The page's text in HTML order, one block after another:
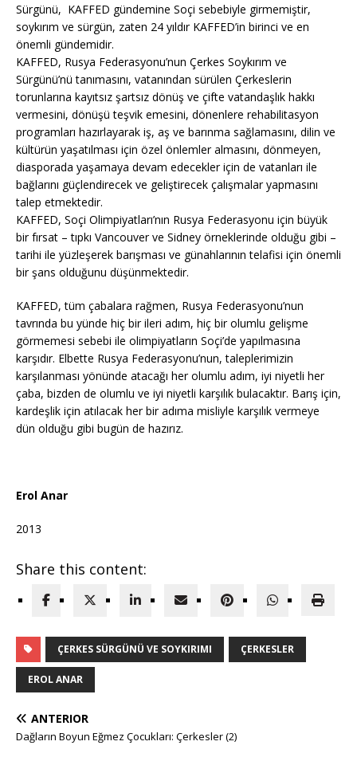
Sürgünü, KAFFED gündemine Soçi sebebiyle girmemiştir,
soykırım ve sürgün, zaten 24 yıldır KAFFED’in birinci ve en
önemli gündemidir.
KAFFED, Rusya Federasyonu’nun Çerkes Soykırım ve
Sürgünü’nü tanımasını, vatanından sürülen Çerkeslerin
torunlarına kayıtsız şartsız dönüş ve çifte vatandaşlık hakkı
vermesini, dönüşü teşvik emesini, dönenlere rehabilitasyon
programları hazırlayarak iş, aş ve barınma sağlamasını, dilin ve
kültürün yaşatılması için özel önlemler almasını, dönmeyen,
diasporada yaşamaya devam edecekler için de vatanları ile
bağlarını güçlendirecek ve geliştirecek çalışmalar yapmasını
talep etmektedir.
KAFFED, Soçi Olimpiyatları’nın Rusya Federasyonu için büyük
bir fırsat – tıpkı Vancouver ve Sidney örneklerinde olduğu gibi –
tarihi ile yüzleşerek barışması ve günahlarının telafisi için önemli
bir şans olduğunu düşünmektedir.
KAFFED, tüm çabalara rağmen, Rusya Federasyonu’nun
tavrında bu yünde hiç bir ileri adım, hiç bir olumlu gelişme
görmemesi sebebi ile olimpiyatların Soçi’de yapılmasına
karşıdır. Elbette Rusya Federasyonu’nun, taleplerimizin
karşılanması yönünde atacağı her olumlu adım, iyi niyetli her
çaba, bizden de olumlu ve iyi niyetli karşılık bulacaktır. Barış için,
kardeşlik için atılacak her bir adıma misliyle karşılık vermeye
dün olduğu gibi bugün de hazırız.
Erol Anar
2013
Share this content:
ÇERKES SÜRGÜNÜ VE SOYKIRIMI ÇERKESLER
EROL ANAR
ANTERIOR
Dağların Boyun Eğmez Çocukları: Çerkesler (2)